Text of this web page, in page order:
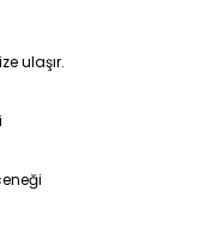
ulaşır.